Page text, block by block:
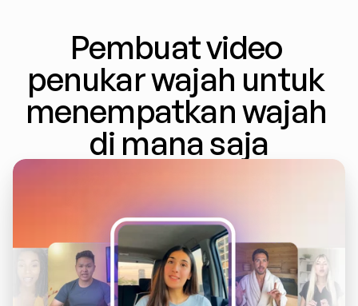
Pembuat video
penukar wajah untuk
menempatkan wajah
di mana saja